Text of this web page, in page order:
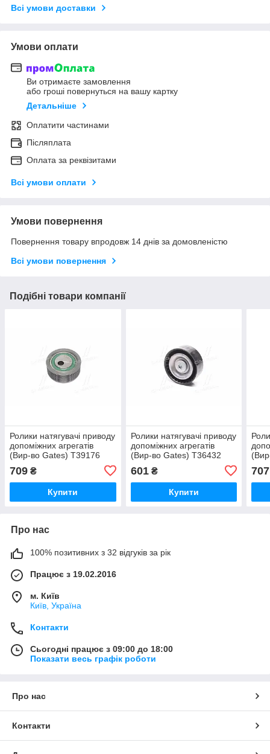
Всі умови доставки
Умови оплати
Ви отримаєте замовлення
або гроші повернуться на вашу картку
Детальніше
Оплатити частинами
Післяплата
Оплата за реквізитами
Всі умови оплати
Умови повернення
Повернення товару впродовж 14 днів за домовленістю
Всі умови повернення
Подібні товари компанії
Ролики натягувачі приводу
допоміжних агрегатів
(Вир-во Gates) T39176
709 ₴
Купити
Ролики натягувачі приводу
допоміжних агрегатів
(Вир-во Gates) T36432
601₴
Купити
707
Про нас
100% позитивних з 32 відгуків за рік
Працює з 19.02.2016
м. Київ
Київ, Україна
Контакти
Сьогодні працює з 09:00 до 18:00
Показати весь графік роботи
Про нас
Контакти